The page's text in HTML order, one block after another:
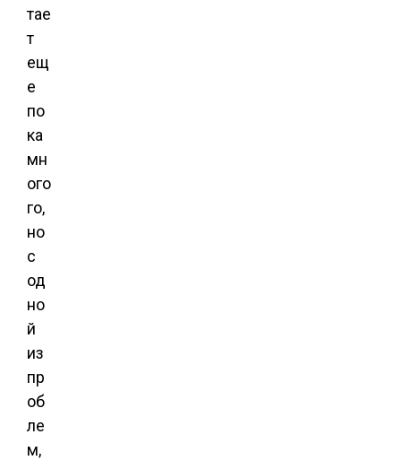
тае
т
ещ
е
по
ка
мн
ого
го,
но
с
од
но
й
из
пр
об
ле
м,